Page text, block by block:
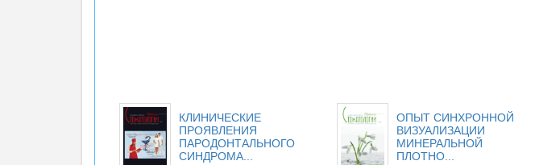
КЛИНИЧЕСКИЕ
ПРОЯВЛЕНИЯ
ПАРОДОНТАЛЬНОГО
СИНДРОМА...
ОПЫТ СИНХРОННОЙ
ВИЗУАЛИЗАЦИИ
МИНЕРАЛЬНОЙ
ПЛОТНО...